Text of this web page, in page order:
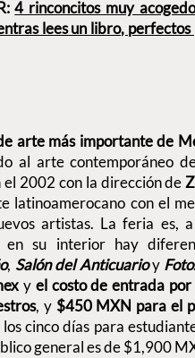
4 rinconcitos muy
lees un libro, perfectos
arte más importante de
al arte contemporáneo
el 2002 con la dirección de
latinoamerocano con el
artistas. La feria es,
en su interior hay
, Salón del Anticuarioy Foto
y el costo de entrada
, y $450 MXN para el
cinco días para
general es de $1,900